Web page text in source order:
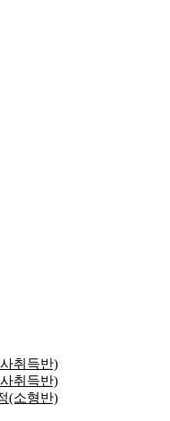
취득반)
취득반)
(소형반)